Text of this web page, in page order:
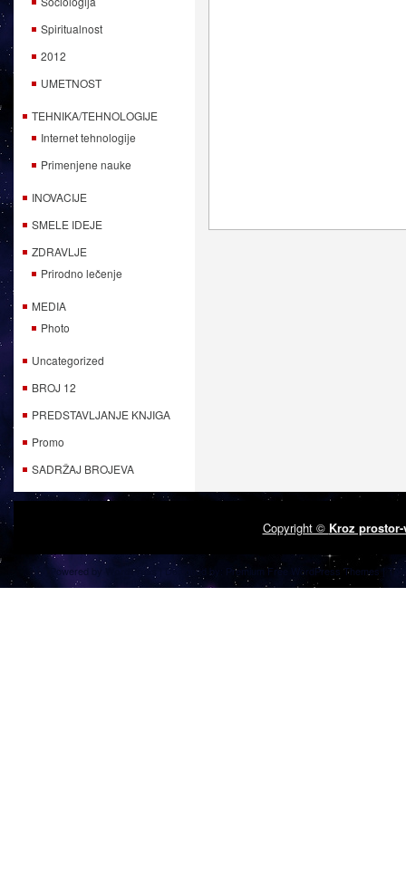
Spiritualnost
2012
UMETNOST
TEHNIKA/TEHNOLOGIJE
Internet tehnologije
Primenjene nauke
INOVACIJE
SMELE IDEJE
ZDRAVLJE
Prirodno lečenje
MEDIA
Photo
Uncategorized
BROJ 12
PREDSTAVLJANJE KNJIGA
Promo
SADRŽAJ BROJEVA
Copyright © Kroz prostor-
Powered by WordPress | Designed by: Premium Free WordPress Themes|